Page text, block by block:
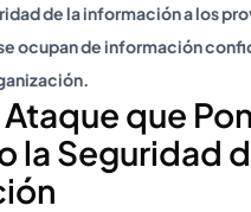
de la información a los
ocupan deinformación
que
la Seguridad